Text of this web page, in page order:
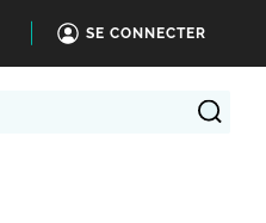
SE CONNECTER